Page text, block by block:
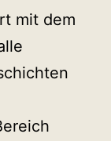
mit dem